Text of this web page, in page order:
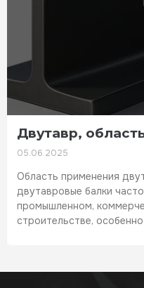
Двутавр,
05.06.2025
Область применения
двутавровые балки
промышленном,
строительстве,